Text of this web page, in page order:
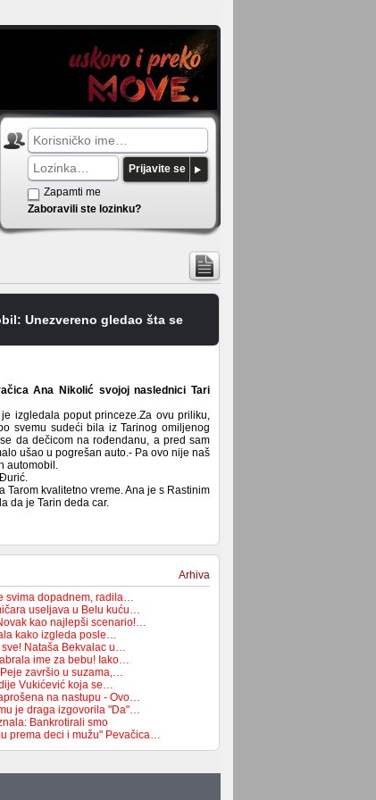
Prijavite se
Zapamti me
Zaboravili ste lozinku?
Unezvereno gledao šta se
Ana Nikolić svojoj naslednici Tari
izgledala poput princeze.Za ovu priliku,
svemu sudeći bila iz Tarinog omiljenog
da dečicom na rođendanu, a pred sam
ušao u pogrešan auto.- Pa ovo nije naš
automobil.
kvalitetno vreme. Ana je s Rastinim
da je Tarin deda car.
Arhiva
svima dopadnem, radila…
useljava u Belu kuću…
kao najlepši scenario!…
kako izgleda posle…
Nataša Bekvalac u…
ime za bebu! Iako…
završio u suzama,…
Vukićević koja se…
na nastupu - Ovo…
je draga izgovorila "Da"…
Bankrotirali smo
prema deci i mužu" Pevačica…